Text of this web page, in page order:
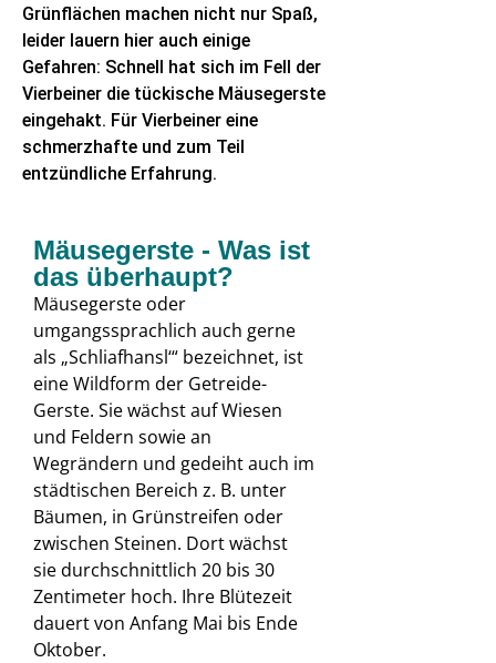
Grünflächen machen nicht nur Spaß,
leider lauern hier auch einige
Gefahren: Schnell hat sich im Fell der
Vierbeiner die tückische Mäusegerste
eingehakt. Für Vierbeiner eine
schmerzhafte und zum Teil
entzündliche Erfahrung.
Mäusegerste - Was ist
das überhaupt?
Mäusegerste oder
umgangssprachlich auch gerne
als „Schliafhansl‘“ bezeichnet, ist
eine Wildform der Getreide-
Gerste. Sie wächst auf Wiesen
und Feldern sowie an
Wegrändern und gedeiht auch im
städtischen Bereich z. B. unter
Bäumen, in Grünstreifen oder
zwischen Steinen. Dort wächst
sie durchschnittlich 20 bis 30
Zentimeter hoch. Ihre Blütezeit
dauert von Anfang Mai bis Ende
Oktober.